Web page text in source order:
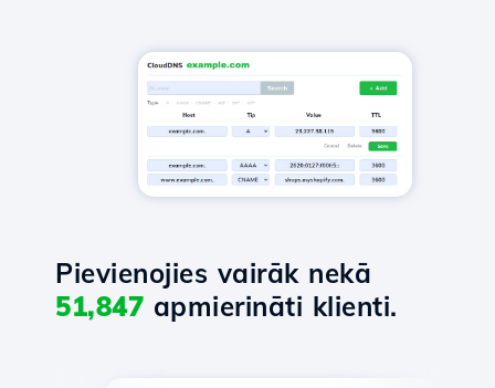
Pievienojies vairāk nekā
51,847 apmierināti klienti.